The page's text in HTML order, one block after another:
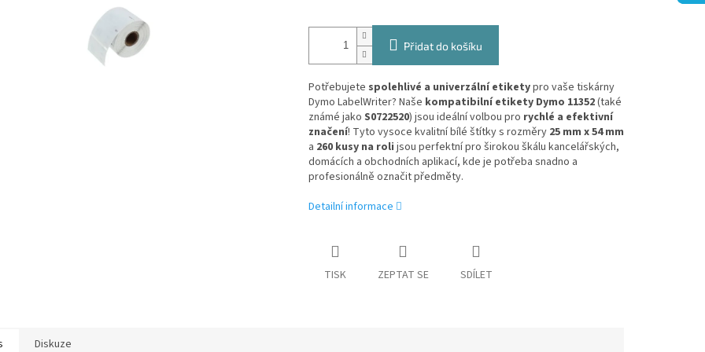
Přidat do košíku
Potřebujete spolehlivé a univerzální etiketypro vaše tiskárny
Dymo LabelWriter? Naše kompatibilní etikety Dymo 11352(také
známé jako S0722520) jsou ideální volbou pro rychlé a efektivní
značení! Tyto vysoce kvalitní bílé štítky s rozměry 25 mm x 54 mm
a 260 kusy na roli jsou perfektní pro širokou škálu kancelářských,
domácích a obchodních aplikací, kde je potřeba snadno a
profesionálně označit předměty.
Detailní informace
TISK ZEPTAT SE SDÍLET
Diskuze